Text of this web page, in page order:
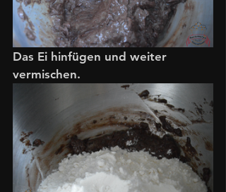
Das Ei hinfügen und weiter
vermischen.